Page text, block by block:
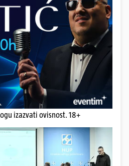
izazvati ovisnost. 18+